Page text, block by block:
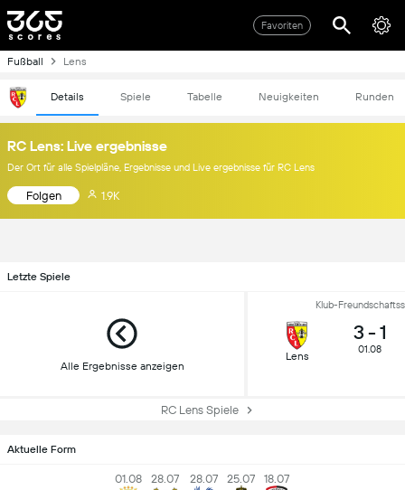
Favoriten
Fußball Lens
Details Spiele Tabelle Neuigkeiten Runden
RC Lens: Live ergebnisse
Der Ort für alle Spielpläne, Ergebnisse und Live ergebnisse für RC Lens
Folgen 1.9K
Letzte Spiele
Alle Ergebnisse anzeigen
Klub-
Lens
3 - 1
01.08
RC Lens Spiele
Aktuelle Form
01.08 28.07 28.07 25.07 18.07